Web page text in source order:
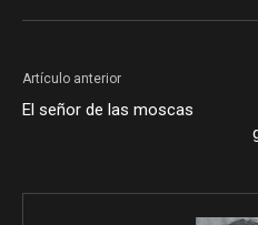
Artículo anterior
El señor de las moscas